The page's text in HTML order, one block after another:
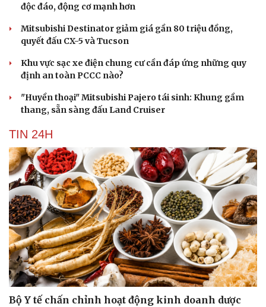
độc đáo, động cơ mạnh hơn
Mitsubishi Destinator giảm giá gần 80 triệu đồng,
quyết đấu CX-5 và Tucson
Khu vực sạc xe điện chung cư cần đáp ứng những quy
định an toàn PCCC nào?
"Huyền thoại" Mitsubishi Pajero tái sinh: Khung gầm
thang, sẵn sàng đấu Land Cruiser
TIN 24H
Bộ Y tế chấn chỉnh hoạt động kinh doanh dược